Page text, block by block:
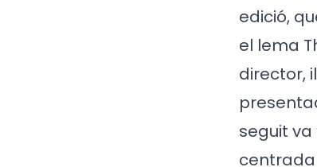
edició,
el lema
director,
seguit
centrada